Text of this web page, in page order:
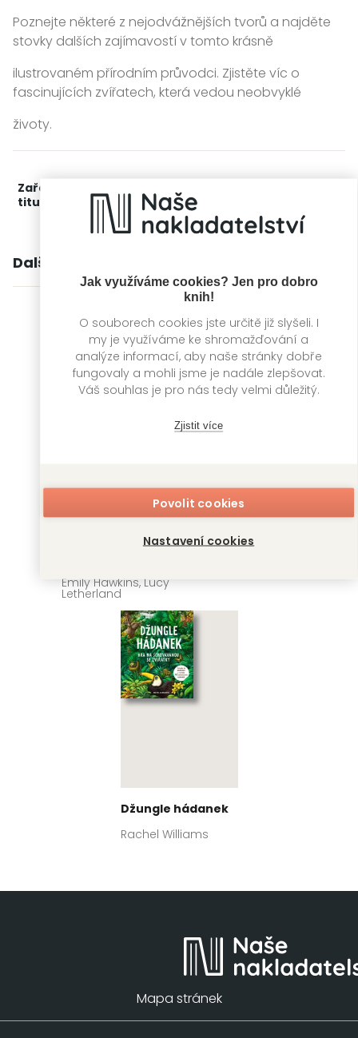
Jak využíváme cookies? Jen pro dobro
knih!
O souborech cookies jste určitě již slyšeli. I
my je využíváme ke shromažďování a
analýze informací, aby naše stránky dobře
fungovaly a mohli jsme je nadále zlepšovat.
Váš souhlas je pro nás tedy velmi důležitý.
Zjistit více
Povolit cookies
Nastavení cookies
Poznejte některé z nejodvážnějších tvorů a najděte
stovky dalších zajímavostí v tomto krásně
ilustrovaném přírodním průvodci. Zjistěte víc o
fascinujících zvířatech, která vedou neobvyklé
životy.
Zařažení
titulu:
Dětská literatura
Další knihy autora
Atlas
dobrodružství:
Emily Hawkins, Lucy
Letherland
Atlas
dobrodružství
Džungle hádanek
Rachel Williams
Mapa stránek